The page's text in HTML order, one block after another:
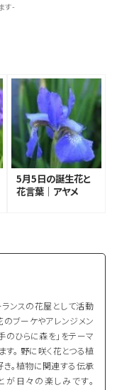
す-
5月5日の誕生花と
花言葉｜アヤメ
ランスの花屋として活動
のブーケやアレンジメン
のひらに森を」をテーマ
。 野に咲く花とつる植
。植物に関連する伝承
が日々の楽しみです。